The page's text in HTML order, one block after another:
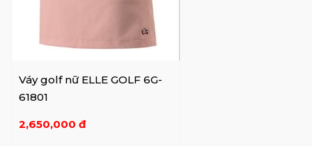
Váy golf nữ ELLE GOLF 6G-
61801
2,650,000 đ